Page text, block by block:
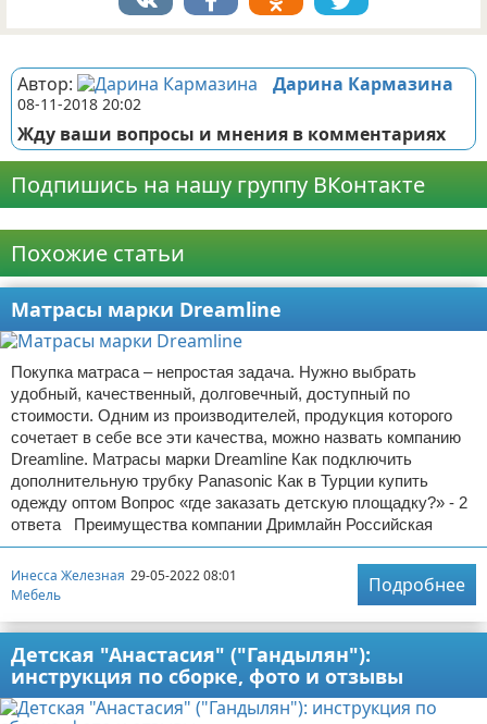
Автор: Дарина Кармазина
08-11-2018 20:02
Жду ваши вопросы и мнения в комментариях
Подпишись на нашу группу ВКонтакте
Похожие статьи
Матрасы марки Dreamline
Покупка матраса – непростая задача. Нужно выбрать
удобный, качественный, долговечный, доступный по
стоимости. Одним из производителей, продукция которого
сочетает в себе все эти качества, можно назвать компанию
Dreamline. Матрасы марки Dreamline Как подключить
дополнительную трубку Panasonic Как в Турции купить
одежду оптом Вопрос «где заказать детскую площадку?» - 2
ответа Преимущества компании Дримлайн Российская
Инесса Железная 29-05-2022 08:01
Мебель
Подробнее
Детская "Анастасия" ("Гандылян"):
инструкция по сборке, фото и отзывы